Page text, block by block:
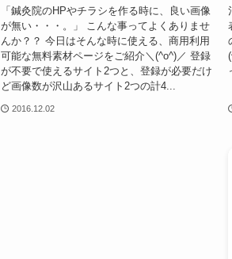
「鍼灸院のHPやチラシを作る時に、良い画像
が無い・・・。」 こんな事ってよくありませ
んか？？ 今日はそんな時に使える、商用利用
可能な無料素材ページをご紹介＼(^o^)／ 登録
が不要で使えるサイト2つと、登録が必要だけ
ど画像数が沢山あるサイト2つの計4...
2016.12.02